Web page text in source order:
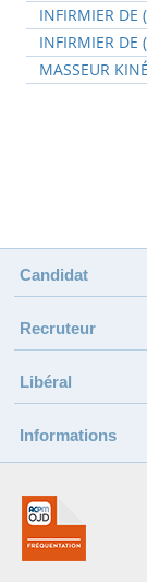
INFIRMIER DE
INFIRMIER DE
MASSEUR
Candidat
Recruteur
Libéral
Informations